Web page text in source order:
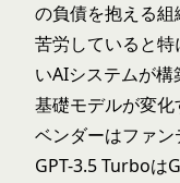
の負債を抱える
苦労していると
いAIシステムが構
基礎モデルが変化
ベンダーはファン
GPT-3.5 Turboは